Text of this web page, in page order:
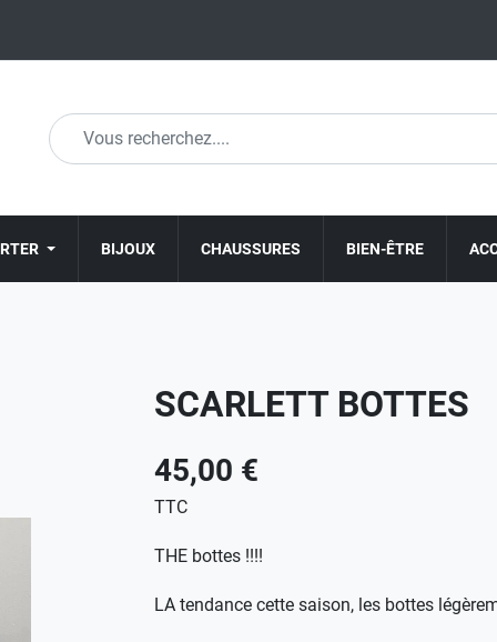
BIJOUX CHAUSSURES BIEN-ÊTRE
SCARLETT BOTTES
45,00 €
TTC
THE bottes !!!!
LA tendance cette saison, les bottes